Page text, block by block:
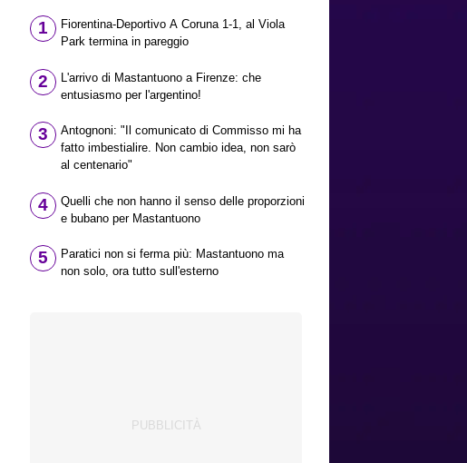
1
Fiorentina-Deportivo A Coruna 1-1, al Viola
Park termina in pareggio
2
L'arrivo di Mastantuono a Firenze: che
entusiasmo per l'argentino!
3
Antognoni: "Il comunicato di Commisso mi ha
fatto imbestialire. Non cambio idea, non sarò
al centenario"
4
Quelli che non hanno il senso delle proporzioni
e bubano per Mastantuono
5
Paratici non si ferma più: Mastantuono ma
non solo, ora tutto sull'esterno